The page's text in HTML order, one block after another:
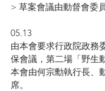
> 草案會議由動督會委
05.13
由本會要求行政院政務
保會議，第二場「野生
本會由何宗勳執行長、
席。